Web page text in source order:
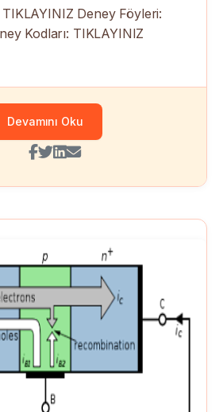
Deney Föyleri:
Kodları: TIKLAYINIZ
Devamını Oku